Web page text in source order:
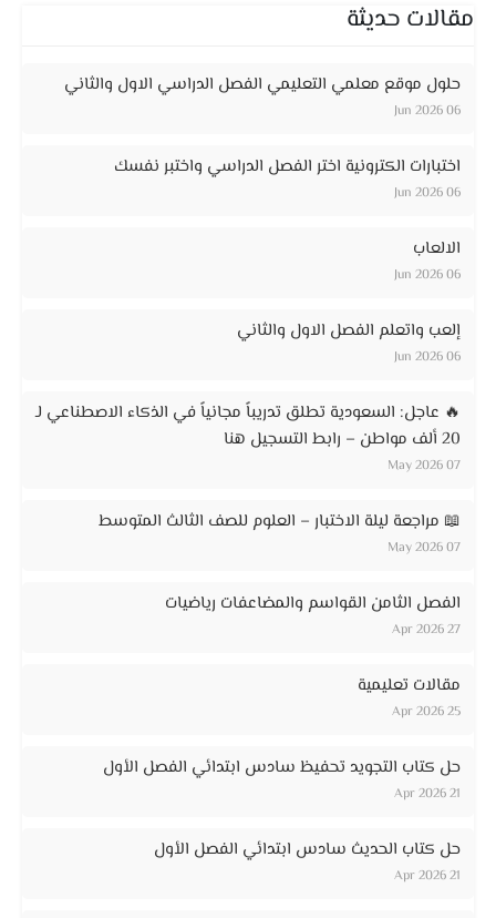
مقالات حديثة
حلول موقع معلمي التعليمي الفصل الدراسي الاول والثاني
06 Jun 2026
اختبارات الكترونية اختر الفصل الدراسي واختبر نفسك
06 Jun 2026
الالعاب
06 Jun 2026
إلعب واتعلم الفصل الاول والثاني
06 Jun 2026
🔥 عاجل: السعودية تطلق تدريباً مجانياً في الذكاء الاصطناعي لـ
20 ألف مواطن – رابط التسجيل هنا
07 May 2026
📖 مراجعة ليلة الاختبار – العلوم للصف الثالث المتوسط
07 May 2026
الفصل الثامن القواسم والمضاعفات رياضيات
27 Apr 2026
مقالات تعليمية
25 Apr 2026
حل كتاب التجويد تحفيظ سادس ابتدائي الفصل الأول
21 Apr 2026
حل كتاب الحديث سادس ابتدائي الفصل الأول
21 Apr 2026